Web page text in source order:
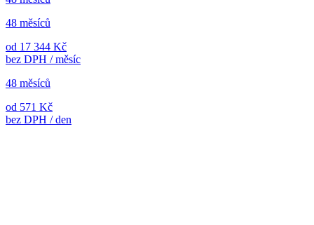
48 měsíců
od 17 344 Kč
bez DPH / měsíc
48 měsíců
od 571 Kč
bez DPH / den